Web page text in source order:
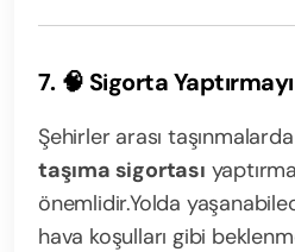
7. 🧠 Sigorta
Şehirler arası
taşıma sigortası
önemlidir.Yolda
hava koşulları gibi